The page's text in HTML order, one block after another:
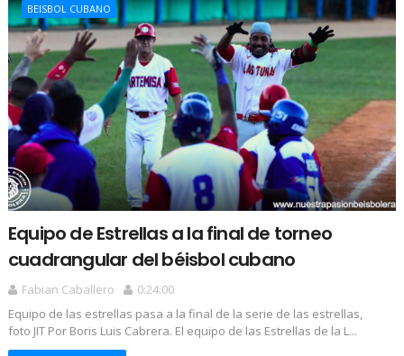
BEISBOL CUBANO
Equipo de Estrellas a la final de torneo
cuadrangular del béisbol cubano
Fabian Caballero
0:24:00
Equipo de las estrellas pasa a la final de la serie de las estrellas,
foto JIT Por Boris Luis Cabrera. El equipo de las Estrellas de la L...